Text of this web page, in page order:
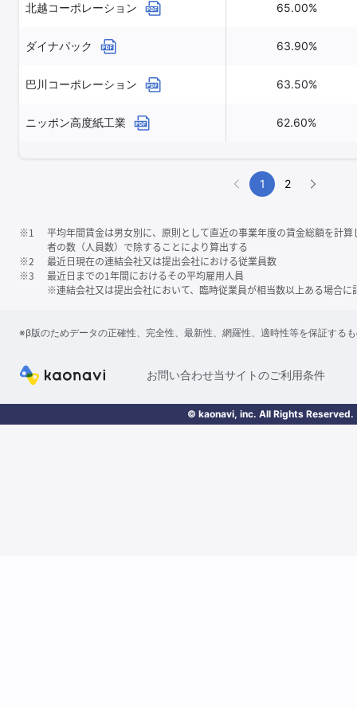
北越コーポレーション 65.00%
ダイナパック 63.90%
巴川コーポレーション 63.50%
ニッポン高度紙工業 62.60%
1 2
※1
平均年間賃金は男女別に、原則として直近の事業年度の賃金総額を計
者の数（人員数）で除することにより算出する
※2
最近日現在の連結会社又は提出会社における従業員数
※3
最近日までの1年間におけるその平均雇用人員
※連結会社又は提出会社において、臨時従業員が相当数以上ある場合に
※β版のためデータの正確性、完全性、最新性、網羅性、適時性等を保証する
お問い合わせ当サイトのご利用条件
© kaonavi, inc. All Rights Reserved.